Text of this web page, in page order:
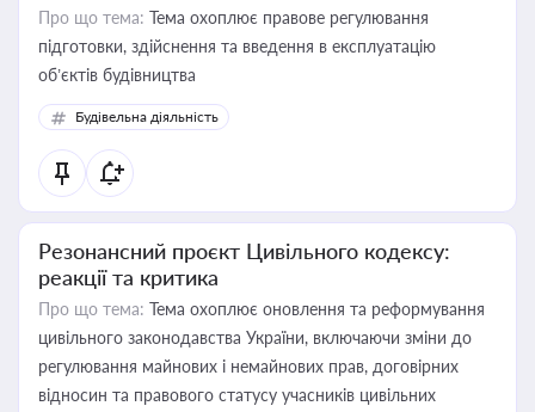
Про що тема: Тема охоплює правове регулювання
підготовки, здійснення та введення в експлуатацію
об’єктів будівництва
Будівельна діяльність
Резонансний проєкт Цивільного кодексу:
реакції та критика
Про що тема: Тема охоплює оновлення та реформування
цивільного законодавства України, включаючи зміни до
регулювання майнових і немайнових прав, договірних
відносин та правового статусу учасників цивільних